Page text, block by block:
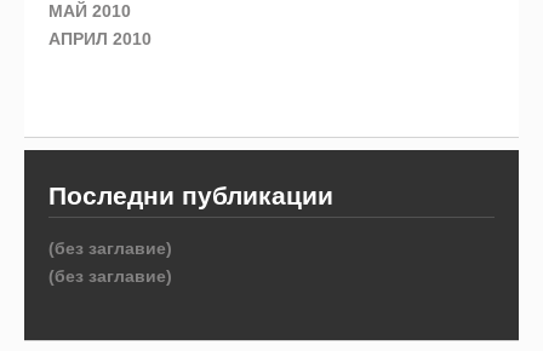
МАЙ 2010
АПРИЛ 2010
Последни публикации
(без заглавие)
(без заглавие)